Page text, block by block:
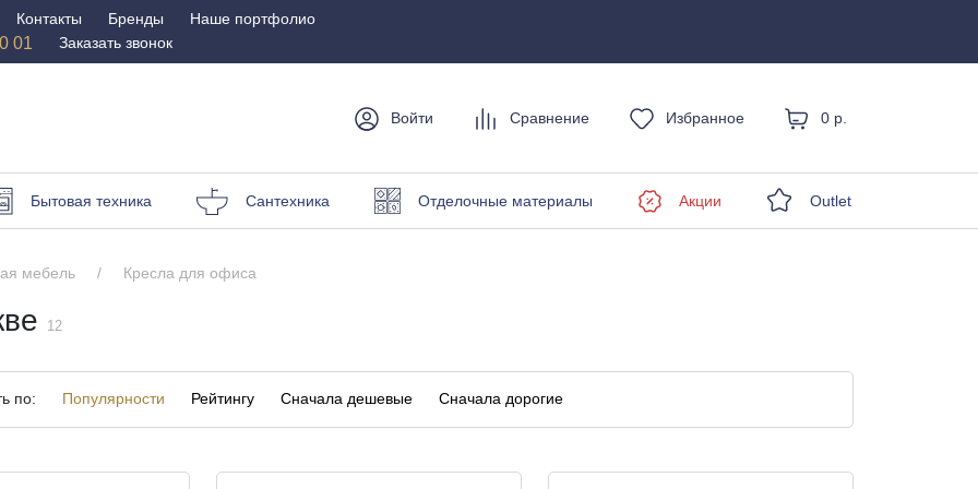
Контакты Бренды Наше портфолио
01 Заказать звонок
Войти Сравнение Избранное 0 р.
Бытовая техника Сантехника Отделочные материалы Акции Outlet
стулья
спальни
Кресла для офиса Шезлонги и зонты
мебель Кресла для офиса
12
по: Популярности Рейтингу Сначала дешевые Сначала дорогие